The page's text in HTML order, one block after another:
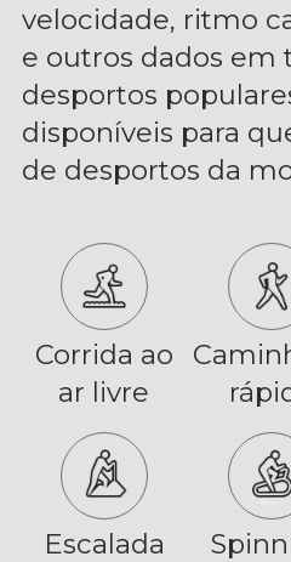
velocidade, ritmo
e outros dados em
desportos
disponíveis para
de desportos da
Corrida ao
ar livre
Escalada